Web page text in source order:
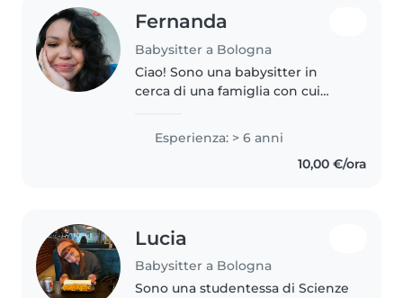
Fernanda
Babysitter a Bologna
Ciao! Sono una babysitter in
cerca di una famiglia con cui
esperienza con bambini dai 2 ai
10 anni e mi piace molto..
Esperienza: > 6 anni
10,00 €/ora
Lucia
Babysitter a Bologna
Sono una studentessa di Scienze